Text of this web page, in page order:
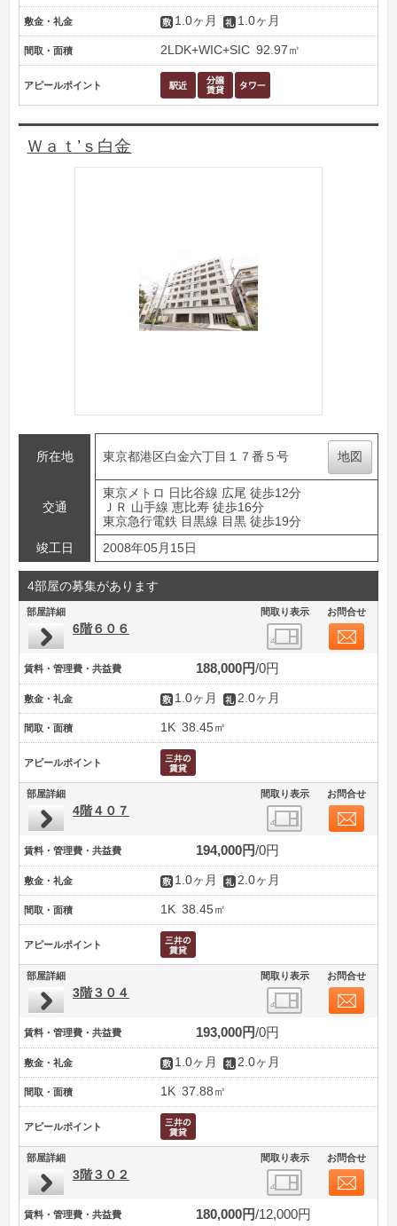
敷金・礼金 1.0ヶ月 1.0ヶ月
間取・面積 2LDK+WIC+SIC 92.97㎡
アピールポイント
Ｗａｔ’ｓ白金
所在地 東京都港区白金六丁目１７番５号 地図
交通
東京メトロ 日比谷線 広尾 徒歩12分
ＪＲ 山手線 恵比寿 徒歩16分
東京急行電鉄 目黒線 目黒 徒歩19分
竣工日
2008年05月15日
4部屋の募集があります
部屋詳細 間取り表示 お問合せ
6階６０６
賃料・管理費・共益費 188,000円 0円
敷金・礼金 1.0ヶ月 2.0ヶ月
間取・面積 1K 38.45㎡
アピールポイント
部屋詳細 間取り表示 お問合せ
4階４０７
賃料・管理費・共益費 194,000円 0円
敷金・礼金 1.0ヶ月 2.0ヶ月
間取・面積 1K 38.45㎡
アピールポイント
部屋詳細 間取り表示 お問合せ
3階３０４
賃料・管理費・共益費 193,000円 0円
敷金・礼金 1.0ヶ月 2.0ヶ月
間取・面積 1K 37.88㎡
アピールポイント
部屋詳細 間取り表示 お問合せ
3階３０２
賃料・管理費・共益費 180,000円 12,000円